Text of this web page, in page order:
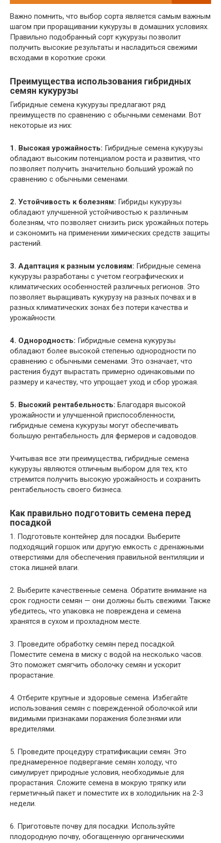
Важно помнить, что выбор сорта является самым важным
шагом при проращивании кукурузы в домашних условиях.
Правильно подобранный сорт кукурузы позволит
получить высокие результаты и насладиться свежими
всходами в короткие сроки.
Преимущества использования гибридных
семян кукурузы
Гибридные семена кукурузы предлагают ряд
преимуществ по сравнению с обычными семенами. Вот
некоторые из них:
1. Высокая урожайность: Гибридные семена кукурузы
обладают высоким потенциалом роста и развития, что
позволяет получить значительно больший урожай по
сравнению с обычными семенами.
2. Устойчивость к болезням: Гибриды кукурузы
обладают улучшенной устойчивостью к различным
болезням, что позволяет снизить риск урожайных потерь
и сэкономить на применении химических средств защиты
растений.
3. Адаптация к разным условиям: Гибридные семена
кукурузы разработаны с учетом географических и
климатических особенностей различных регионов. Это
позволяет выращивать кукурузу на разных почвах и в
разных климатических зонах без потери качества и
урожайности.
4. Однородность: Гибридные семена кукурузы
обладают более высокой степенью однородности по
сравнению с обычными семенами. Это означает, что
растения будут вырастать примерно одинаковыми по
размеру и качеству, что упрощает уход и сбор урожая.
5. Высокий рентабельность: Благодаря высокой
урожайности и улучшенной приспособленности,
гибридные семена кукурузы могут обеспечивать
большую рентабельность для фермеров и садоводов.
Учитывая все эти преимущества, гибридные семена
кукурузы являются отличным выбором для тех, кто
стремится получить высокую урожайность и сохранить
рентабельность своего бизнеса.
Как правильно подготовить семена перед
посадкой
1. Подготовьте контейнер для посадки. Выберите
подходящий горшок или другую емкость с дренажными
отверстиями для обеспечения правильной вентиляции и
стока лишней влаги.
2. Выберите качественные семена. Обратите внимание на
срок годности семян — они должны быть свежими. Также
убедитесь, что упаковка не повреждена и семена
хранятся в сухом и прохладном месте.
3. Проведите обработку семян перед посадкой.
Поместите семена в миску с водой на несколько часов.
Это поможет смягчить оболочку семян и ускорит
прорастание.
4. Отберите крупные и здоровые семена. Избегайте
использования семян с поврежденной оболочкой или
видимыми признаками поражения болезнями или
вредителями.
5. Проведите процедуру стратификации семян. Это
преднамеренное подвергание семян холоду, что
симулирует природные условия, необходимые для
прорастания. Сложите семена в мокрую тряпку или
герметичный пакет и поместите их в холодильник на 2-3
недели.
6. Приготовьте почву для посадки. Используйте
плодородную почву, обогащенную органическими